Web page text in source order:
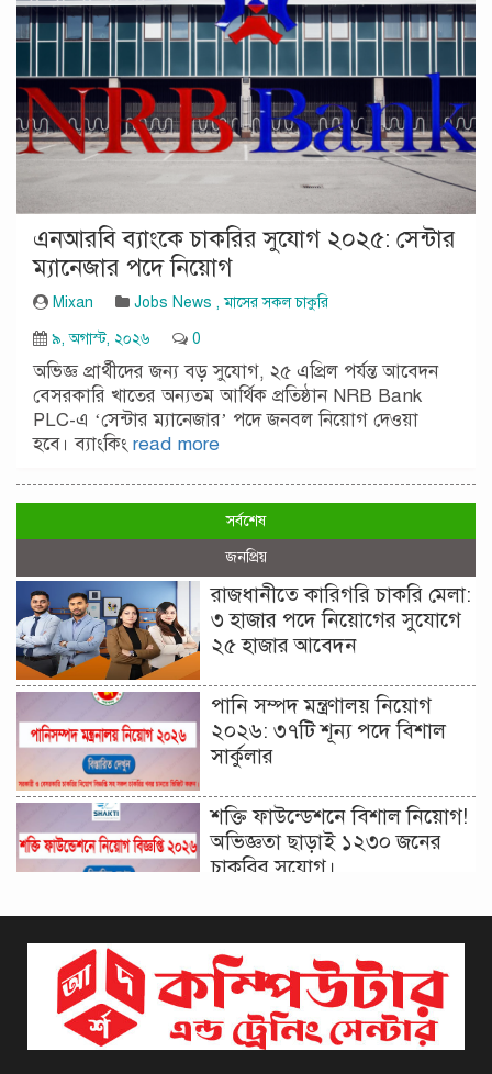
এনআরবি ব্যাংকে চাকরির সুযোগ ২০২৫: সেন্টার
ম্যানেজার পদে নিয়োগ
Mixan Jobs News ,মাসের সকল চাকুরি
৯, অগাস্ট, ২০২৬
0
অভিজ্ঞ প্রার্থীদের জন্য বড় সুযোগ, ২৫ এপ্রিল পর্যন্ত আবেদন
বেসরকারি খাতের অন্যতম আর্থিক প্রতিষ্ঠান NRB Bank
PLC-এ ‘সেন্টার ম্যানেজার’ পদে জনবল নিয়োগ দেওয়া
হবে। ব্যাংকিংread more
সর্বশেষ
জনপ্রিয়
রাজধানীতে কারিগরি চাকরি মেলা:
৩ হাজার পদে নিয়োগের সুযোগে
২৫ হাজার আবেদন
পানি সম্পদ মন্ত্রণালয় নিয়োগ
২০২৬: ৩৭টি শূন্য পদে বিশাল
সার্কুলার
শক্তি ফাউন্ডেশনে বিশাল নিয়োগ!
অভিজ্ঞতা ছাড়াই ১২৩০ জনের
চাকরির সুযোগ।
বিজ্ঞপ্তি ২০২৬ | Taxes Zone
Dinajpur Job Circular 2026
বেসরকারি সংস্থা সেতু (SETU)